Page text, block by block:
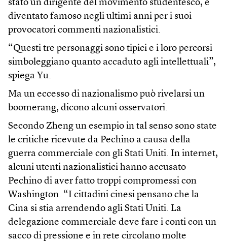
stato un dirigente del movimento studentesco, è
diventato famoso negli ultimi anni per i suoi
provocatori commenti nazionalistici.
“Questi tre personaggi sono tipici e i loro percorsi
simboleggiano quanto accaduto agli intellettuali”,
spiega Yu.
Ma un eccesso di nazionalismo può rivelarsi un
boomerang, dicono alcuni osservatori.
Secondo Zheng un esempio in tal senso sono state
le critiche ricevute da Pechino a causa della
guerra commerciale con gli Stati Uniti. In internet,
alcuni utenti nazionalistici hanno accusato
Pechino di aver fatto troppi compromessi con
Washington. “I cittadini cinesi pensano che la
Cina si stia arrendendo agli Stati Uniti. La
delegazione commerciale deve fare i conti con un
sacco di pressione e in rete circolano molte